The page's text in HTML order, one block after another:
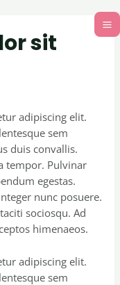
sit
adipiscing elit.
sem
duis convallis.
tempor. Pulvinar
egestas.
nunc posuere.
sociosqu. Ad
himenaeos.
adipiscing elit.
sem